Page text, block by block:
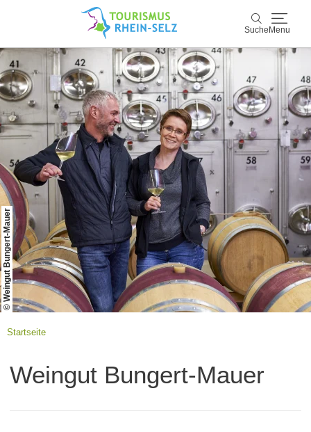
Suche Menu
Suche
Rhein-Selz
Entdecken & Erleben
Wein & Genuss
Kultur & Events
Buchen & Service
© Weingut Bungert-Mauer
Startseite
Weingut Bungert-Mauer